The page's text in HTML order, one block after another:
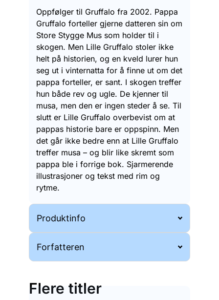
Oppfølger til Gruffalo fra 2002. Pappa
Gruffalo forteller gjerne datteren sin om
Store Stygge Mus som holder til i
skogen. Men Lille Gruffalo stoler ikke
helt på historien, og en kveld lurer hun
seg ut i vinternatta for å finne ut om det
pappa forteller, er sant. I skogen treffer
hun både rev og ugle. De kjenner til
musa, men den er ingen steder å se. Til
slutt er Lille Gruffalo overbevist om at
pappas historie bare er oppspinn. Men
det går ikke bedre enn at Lille Gruffalo
treffer musa – og blir like skremt som
pappa ble i forrige bok. Sjarmerende
illustrasjoner og tekst med rim og
rytme.
Produktinfo
Forfatteren
Flere titler